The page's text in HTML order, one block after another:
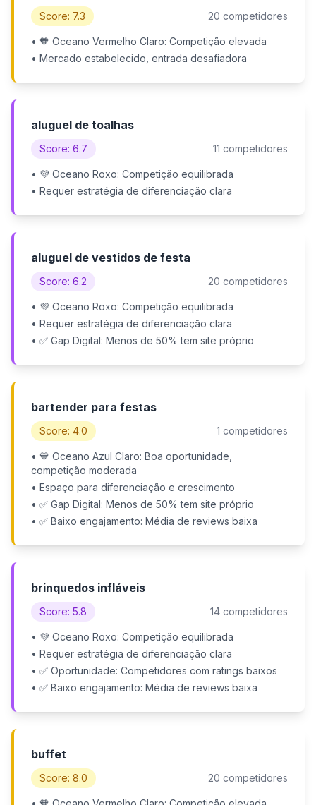
Score: 7.3 20 competidores
• 🧡 Oceano Vermelho Claro: Competição elevada
• Mercado estabelecido, entrada desafiadora
aluguel de toalhas
Score: 6.7 11 competidores
• 💜 Oceano Roxo: Competição equilibrada
• Requer estratégia de diferenciação clara
aluguel de vestidos de festa
Score: 6.2 20 competidores
• 💜 Oceano Roxo: Competição equilibrada
• Requer estratégia de diferenciação clara
• ✅ Gap Digital: Menos de 50% tem site próprio
bartender para festas
Score: 4.0 1 competidores
• 💙 Oceano Azul Claro: Boa oportunidade,
competição moderada
• Espaço para diferenciação e crescimento
• ✅ Gap Digital: Menos de 50% tem site próprio
• ✅ Baixo engajamento: Média de reviews baixa
brinquedos infláveis
Score: 5.8 14 competidores
• 💜 Oceano Roxo: Competição equilibrada
• Requer estratégia de diferenciação clara
• ✅ Oportunidade: Competidores com ratings baixos
• ✅ Baixo engajamento: Média de reviews baixa
buffet
Score: 8.0 20 competidores